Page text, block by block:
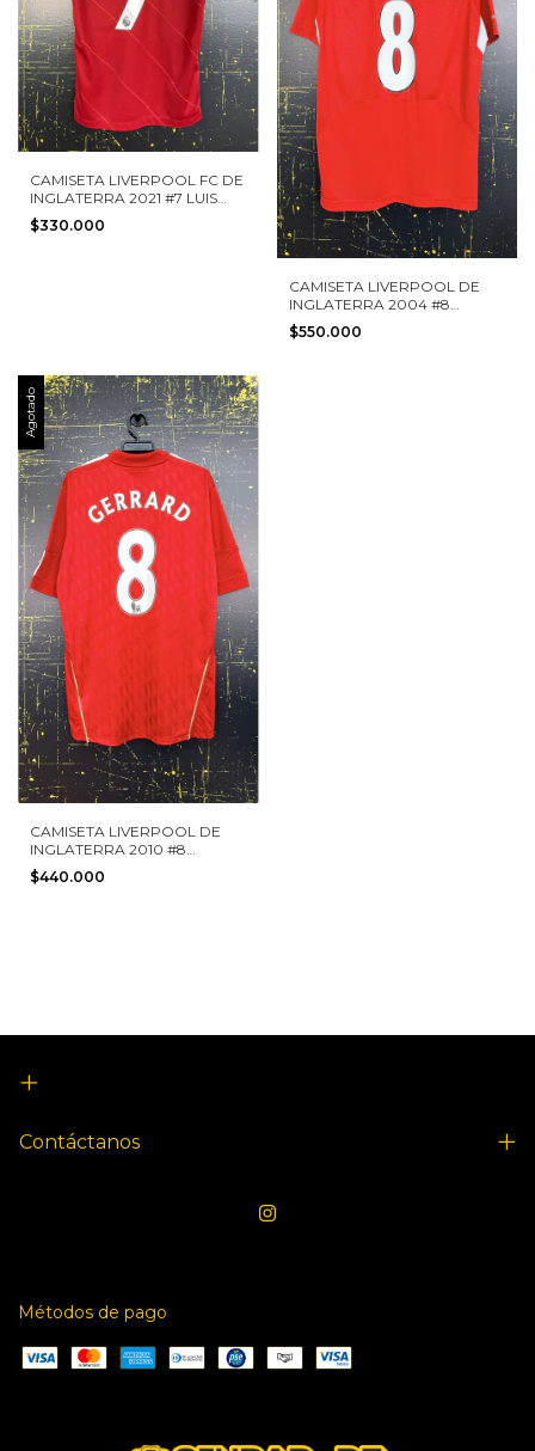
CAMISETA LIVERPOOL FC DE
INGLATERRA 2021 #7 LUIS
DIAZ NIKE TALLA S
$330.000
CAMISETA LIVERPOOL DE
INGLATERRA 2004 #8
GERRARD REEBOK TALLA L
$550.000
Agotado
CAMISETA LIVERPOOL DE
INGLATERRA 2010 #8
GERRARD ADIDAS TALLA L
NUEVA SIN ETIQUETAS
$440.000
Contáctanos
Métodos de pago